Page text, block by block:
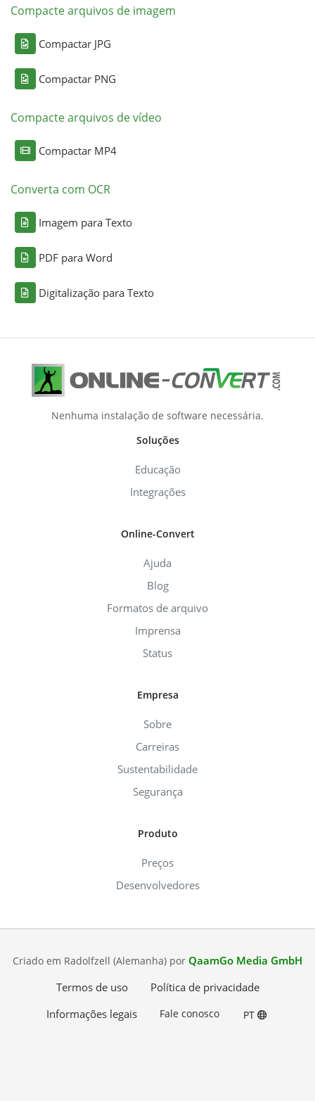
Compacte arquivos de imagem
Compactar JPG
Compactar PNG
Compacte arquivos de vídeo
Compactar MP4
Converta com OCR
Imagem para Texto
PDF para Word
Digitalização para Texto
Nenhuma instalação de software necessária.
Soluções
Educação
Integrações
Online-Convert
Ajuda
Blog
Formatos de arquivo
Imprensa
Status
Empresa
Sobre
Carreiras
Sustentabilidade
Segurança
Produto
Preços
Desenvolvedores
Criado em Radolfzell (Alemanha) por QaamGo Media GmbH
Termos de uso
Política de privacidade
Informações legais
Fale conosco PT